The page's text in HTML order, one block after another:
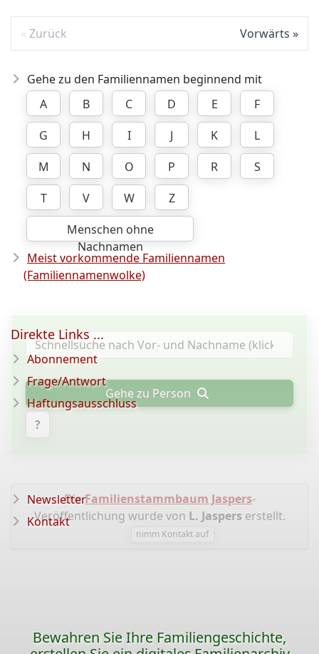
Zurück Vorwärts
Gehe zu den Familiennamen beginnend mit
A
B C D E
F
G
H I J K
L
M
N O P R
S
T
V W
Z
Menschen ohne
Nachnamen
Meist vorkommende Familiennamen
(Familiennamenwolke)
Gehe zu Person
?
DieFamilienstammbaum Jaspers-
Veröffentlichung wurde von L. Jaspers erstellt.
nimm Kontakt auf
Direkte Links ...
Abonnement
Frage/Antwort
Haftungsausschluss
Newsletter
Kontakt
Bewahren Sie Ihre Familiengeschichte,